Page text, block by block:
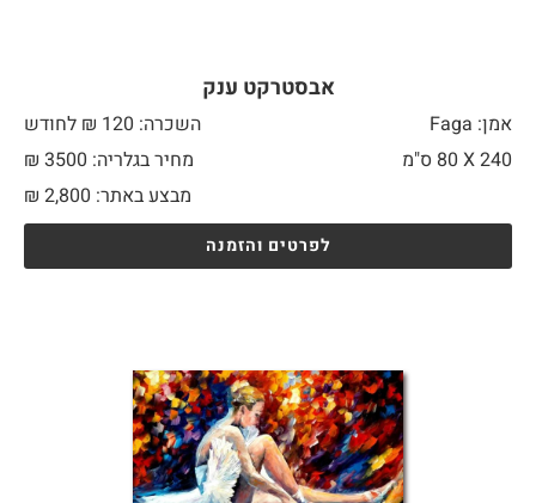
אבסטרקט ענק
אמן: Faga
השכרה: 120 ₪ לחודש
240 X
מחיר בגלריה: 3500 ₪
מבצע באתר:
₪ 2,800
לפרטים והזמנה